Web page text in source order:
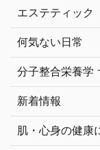
エステティッ
何気ない日常
分子整合栄養学
新着情報
肌・心身の健康